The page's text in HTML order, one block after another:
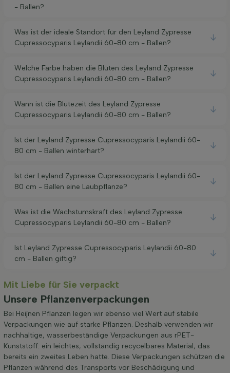
- Ballen?
Was ist der ideale Standort für den Leyland Zypresse
Cupressocyparis Leylandii 60-80 cm - Ballen?
Welche Farbe haben die Blüten des Leyland Zypresse
Cupressocyparis Leylandii 60-80 cm - Ballen?
Wann ist die Blütezeit des Leyland Zypresse
Cupressocyparis Leylandii 60-80 cm - Ballen?
Ist der Leyland Zypresse Cupressocyparis Leylandii 60-
80 cm - Ballen winterhart?
Ist der Leyland Zypresse Cupressocyparis Leylandii 60-
80 cm - Ballen eine Laubpflanze?
Was ist die Wachstumskraft des Leyland Zypresse
Cupressocyparis Leylandii 60-80 cm - Ballen?
Ist Leyland Zypresse Cupressocyparis Leylandii 60-80
cm - Ballen giftig?
Mit Liebe für Sie verpackt
Unsere Pflanzenverpackungen
Bei Heijnen Pflanzen legen wir ebenso viel Wert auf stabile
Verpackungen wie auf starke Pflanzen. Deshalb verwenden wir
nachhaltige, wasserbeständige Verpackungen aus rPET-
Kunststoff: ein leichtes, vollständig recycelbares Material, das
bereits ein zweites Leben hatte. Diese Verpackungen schützen die
Pflanzen während des Transports vor Beschädigung und